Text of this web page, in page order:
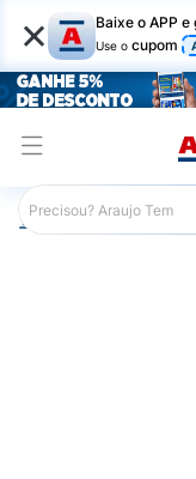
× Baixe o APP e
Use o cupom
Araujo